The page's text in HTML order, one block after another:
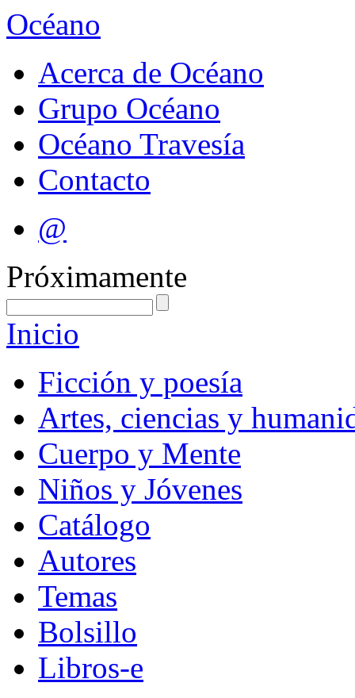
Océano
Acerca de Océano
Grupo Océano
Océano Travesía
Contacto
@
Próximamente
Inicio
Ficción y poesía
Artes, ciencias y
Cuerpo y Mente
Niños y Jóvenes
Catálogo
Autores
Temas
Bolsillo
Libros-e